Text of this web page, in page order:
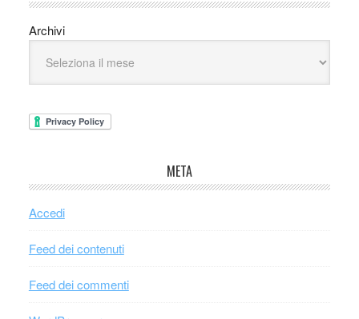
Archivi
META
Accedi
Feed dei contenuti
Feed dei commenti